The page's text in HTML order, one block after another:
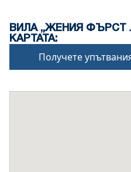
ВИЛА „ЖЕНИЯ ФЪРСТ
КАРТАТА:
Получете